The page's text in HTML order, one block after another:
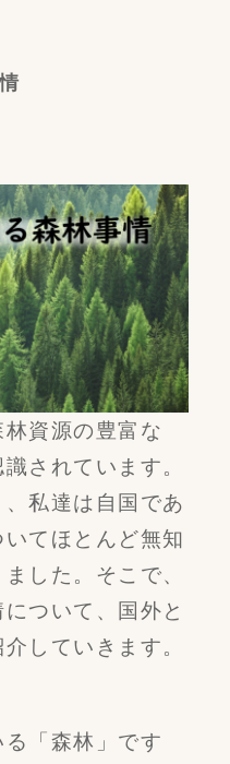
資源の豊富な
されています。
私達は自国であ
てほとんど無知
した。そこで、
ついて、国外と
していきます。
「森林」です